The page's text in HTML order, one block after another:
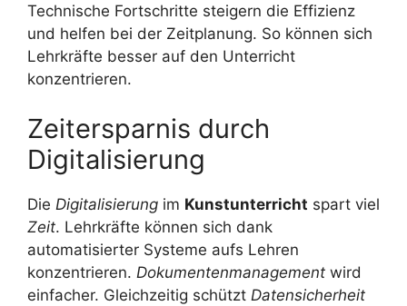
Technische Fortschritte steigern die Effizienz
und helfen bei der Zeitplanung. So können sich
Lehrkräfte besser auf den Unterricht
konzentrieren.
Zeitersparnis durch
Digitalisierung
Die Digitalisierung im Kunstunterricht spart viel
Zeit. Lehrkräfte können sich dank
automatisierter Systeme aufs Lehren
konzentrieren. Dokumentenmanagement wird
einfacher. Gleichzeitig schützt Datensicherheit